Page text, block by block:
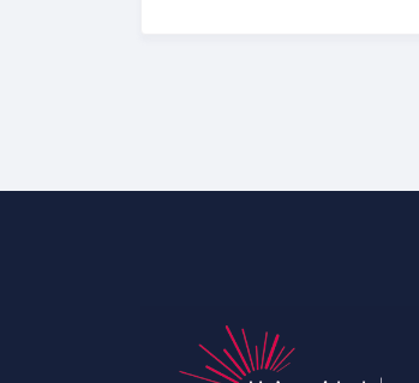
Get unlimited access to 2,000
Join Now